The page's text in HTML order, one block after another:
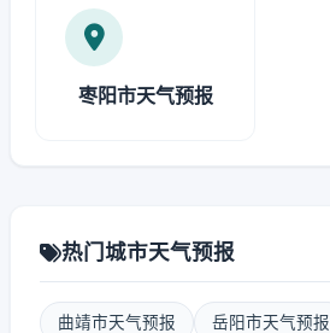
枣阳市天气预报
热门城市天气预报
曲靖市天气预报 岳阳市天气预报